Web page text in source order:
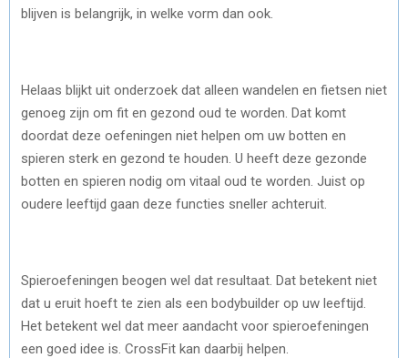
blijven is belangrijk, in welke vorm dan ook.
Helaas blijkt uit onderzoek dat alleen wandelen en fietsen niet
genoeg zijn om fit en gezond oud te worden. Dat komt
doordat deze oefeningen niet helpen om uw botten en
spieren sterk en gezond te houden. U heeft deze gezonde
botten en spieren nodig om vitaal oud te worden. Juist op
oudere leeftijd gaan deze functies sneller achteruit.
Spieroefeningen beogen wel dat resultaat. Dat betekent niet
dat u eruit hoeft te zien als een bodybuilder op uw leeftijd.
Het betekent wel dat meer aandacht voor spieroefeningen
een goed idee is. CrossFit kan daarbij helpen.